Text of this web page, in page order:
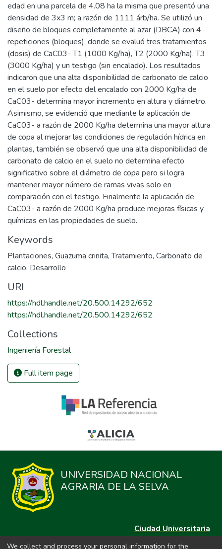
edad en una parcela de 4.08 ha la misma que presentó una
densidad de 3x3 m; a razón de 1111 árb/ha. Se utilizó un
diseño de bloques completamente al azar (DBCA) con 4
repeticiones (bloques), donde se evaluó tres tratamientos
(dosis) de CaC03- T1 (1000 Kg/ha), T2 (2000 Kg/ha), T3
(3000 Kg/ha) y un testigo (sin encalado). Los resultados
indicaron que una alta disponibilidad de carbonato de calcio
en el suelo por efecto del encalado con 2000 Kg/ha de
CaC03- determina mayor incremento en altura y diámetro.
Asimismo, se evidenció que mediante la aplicación de
CaC03- a razón de 2000 Kg/ha determina una mayor altura
de copa al mejorar las condiciones de regulación hídrica en
plantas, también se observó que una alta disponibilidad de
carbonato de calcio en el suelo no determina efecto
significativo sobre el diámetro de copa pero si logra
mantener mayor número de ramas vivas solo en
comparación con el testigo. Finalmente la aplicación de
CaC03- a razón de 2000 Kg/ha produce mejoras físicas y
químicas en las propiedades de suelo.
Keywords
Plantaciones, Guazuma crinita,Tratamiento, Carbonato de
calcio, Desarrollo
URI
https://hdl.handle.net/20.500.14292/652
https://hdl.handle.net/20.500.14292/652
Collections
Ingeniería Forestal
Full item page
UNIVERSIDAD NACIONAL
AGRARIA DE LA SELVA
Ciudad Universitaria
Carretera Central km. 1.21 Tingo María, Huánuco
We collect and process your personal information for the